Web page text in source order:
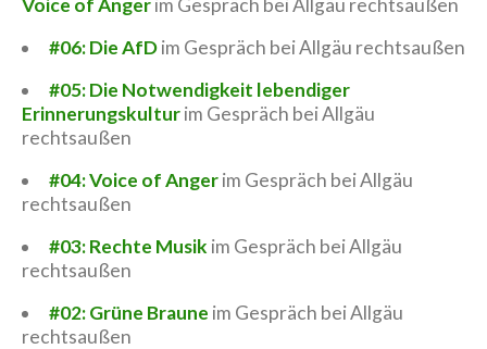
Voice of Angerim Gespräch bei Allgäu rechtsaußen
#06: Die AfDim Gespräch bei Allgäu rechtsaußen
#05: Die Notwendigkeit lebendiger
Erinnerungskulturim Gespräch bei Allgäu
rechtsaußen
#04: Voice of Angerim Gespräch bei Allgäu
rechtsaußen
#03: Rechte Musik im Gespräch bei Allgäu
rechtsaußen
#02: Grüne Braune im Gespräch bei Allgäu
rechtsaußen